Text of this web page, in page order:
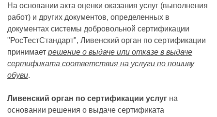
На основании акта оценки оказания услуг (выполнения
работ) и других документов, определенных в
документах системы добровольной сертификации
"РосТестСтандарт", Ливенский орган по сертификации
принимает решение о выдаче или отказе в выдаче
сертификата соответствия на услуги по пошиву
обуви.
Ливенский орган по сертификации услуг на
основании решения о выдаче сертификата